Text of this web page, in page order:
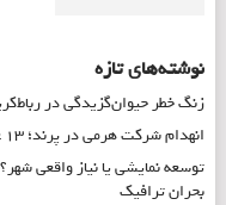
نوشته‌های تازه
زنگ خطر حیوان‌گزیدگی در رباط‌کریم؛ ۷۲۶ مورد در
انهدام شرکت هرمی در پرند؛ ۱۳ عضو شبکه دستگیر شدند
توسعه نمایشی یا نیاز واقعی
بحران ترافیک